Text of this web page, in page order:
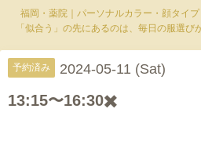
福岡・薬院｜パーソナルカラー・顔タイ
「似合う」の先にあるのは、毎日の服選
予約済み 2024-05-11 (Sat)
13:15〜16:30✖️